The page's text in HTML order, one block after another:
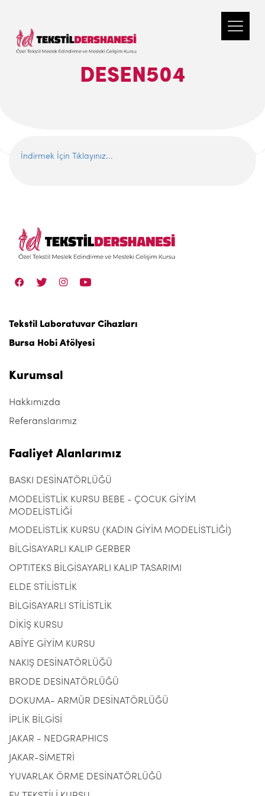
DESEN504
İndirmek İçin Tıklayınız...
Tekstil Laboratuvar Cihazları
Bursa Hobi Atölyesi
Kurumsal
Hakkımızda
Referanslarımız
Faaliyet Alanlarımız
BASKI DESİNATÖRLÜĞÜ
MODELİSTLİK KURSU BEBE - ÇOCUK GİYİM
MODELİSTLİĞİ
MODELİSTLİK KURSU (KADIN GİYİM MODELİSTLİĞİ)
BİLGİSAYARLI KALIP GERBER
OPTITEKS BİLGİSAYARLI KALIP TASARIMI
ELDE STİLİSTLİK
BİLGİSAYARLI STİLİSTLİK
DİKİŞ KURSU
ABİYE GİYİM KURSU
NAKIŞ DESİNATÖRLÜĞÜ
BRODE DESİNATÖRLÜĞÜ
DOKUMA- ARMÜR DESİNATÖRLÜĞÜ
İPLİK BİLGİSİ
JAKAR - NEDGRAPHICS
JAKAR-SİMETRİ
YUVARLAK ÖRME DESİNATÖRLÜĞÜ